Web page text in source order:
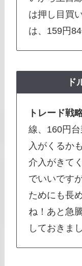
は押し目買
は、159円
ド
トレード戦
線、160円
入がくるか
介入がきて
でいいです
ためにも長
ね！あと急
しておきま